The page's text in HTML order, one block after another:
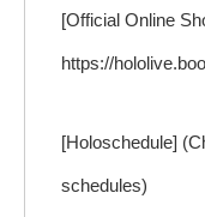
[Official Online
https://
[Holoschedule]
schedules)